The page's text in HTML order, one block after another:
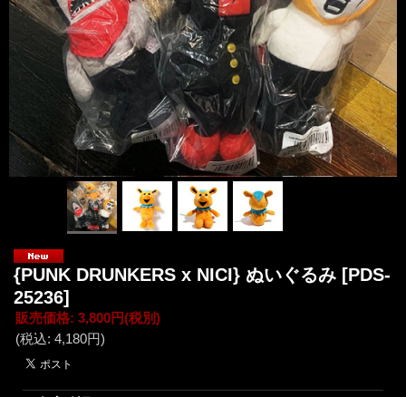
{PUNK DRUNKERS x NICI} ぬいぐるみ [PDS-
25236]
販売価格: 3,800円(税別)
(税込: 4,180円)